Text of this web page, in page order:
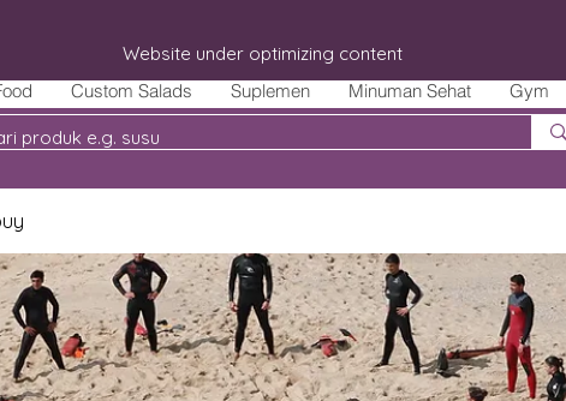
Custom Salads Suplemen Minuman Sehat Gym
Website under optimizing content